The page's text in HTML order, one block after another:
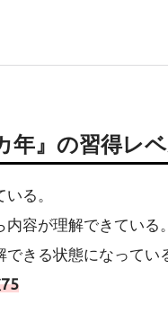
年』の習得レ
る。
内容が理解できている。
きる状態になってい